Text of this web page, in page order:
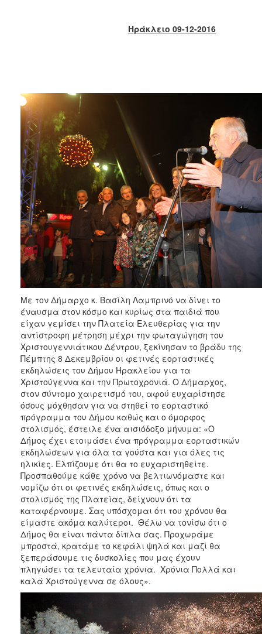
2010
ΤΟΠΟΣ
ΠΟΛΙΤΙΣΜΟΣ
ΑΝΘΕΚΤΙΚΗ
ΠΟΛΗ
Ηράκλειο 09-12-2016
Με τον Δήμαρχο κ. Βασίλη Λαμπρινό να δίνει το
έναυσμα στον κόσμο και κυρίως στα παιδιά που
είχαν γεμίσει την Πλατεία Ελευθερίας για την
αντίστροφη μέτρηση μέχρι την φωταγώγηση του
Χριστουγεννιάτικου Δέντρου, ξεκίνησαν το βράδυ της
Πέμπτης 8 Δεκεμβρίου οι φετινές εορταστικές
εκδηλώσεις του Δήμου Ηρακλείου για τα
Χριστούγεννα και την Πρωτοχρονιά. Ο Δήμαρχος,
στον σύντομο χαιρετισμό του, αφού ευχαρίστησε
όσους μόχθησαν για να στηθεί το εορταστικό
πρόγραμμα του Δήμου καθώς και ο όμορφος
στολισμός, έστειλε ένα αισιόδοξο μήνυμα: «Ο
Δήμος έχει ετοιμάσει ένα πρόγραμμα εορταστικών
εκδηλώσεων για όλα τα γούστα και για όλες τις
ηλικίες. Ελπίζουμε ότι θα το ευχαριστηθείτε.
Προσπαθούμε κάθε χρόνο να βελτιωνόμαστε και
νομίζω ότι οι φετινές εκδηλώσεις, όπως και ο
στολισμός της Πλατείας, δείχνουν ότι τα
καταφέρνουμε. Σας υπόσχομαι ότι του χρόνου θα
είμαστε ακόμα καλύτεροι. Θέλω να τονίσω ότι ο
Δήμος θα είναι πάντα δίπλα σας. Προχωράμε
μπροστά, κρατάμε το κεφάλι ψηλά και μαζί θα
ξεπεράσουμε τις δυσκολίες που μας έχουν
πληγώσει τα τελευταία χρόνια. Χρόνια Πολλά και
καλά Χριστούγεννα σε όλους».